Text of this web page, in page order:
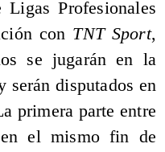
Profesionales
con TNT Sport,
se jugarán en la
serán disputados en
primera parte entre
el mismo fin de